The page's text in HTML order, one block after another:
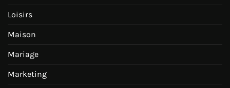
Loisirs
Maison
Mariage
Marketing